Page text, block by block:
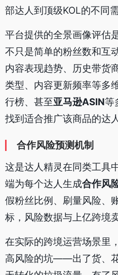
部达人到顶级KOL的不同需
平台提供的全景画像评
不只是简单的粉丝数和互
内容表现趋势、历史带货
类型、内容更新频率等多
行榜、甚至亚马逊ASIN等
找到适合推广该商品的达
合作风险预测机制
这是达人精灵在同类工具
端为每个达人生成合作风
假粉丝比例、刷量风险、
标，风险数据与上亿跨境
在实际的跨境运营场景里
高风险的坑——出了货、